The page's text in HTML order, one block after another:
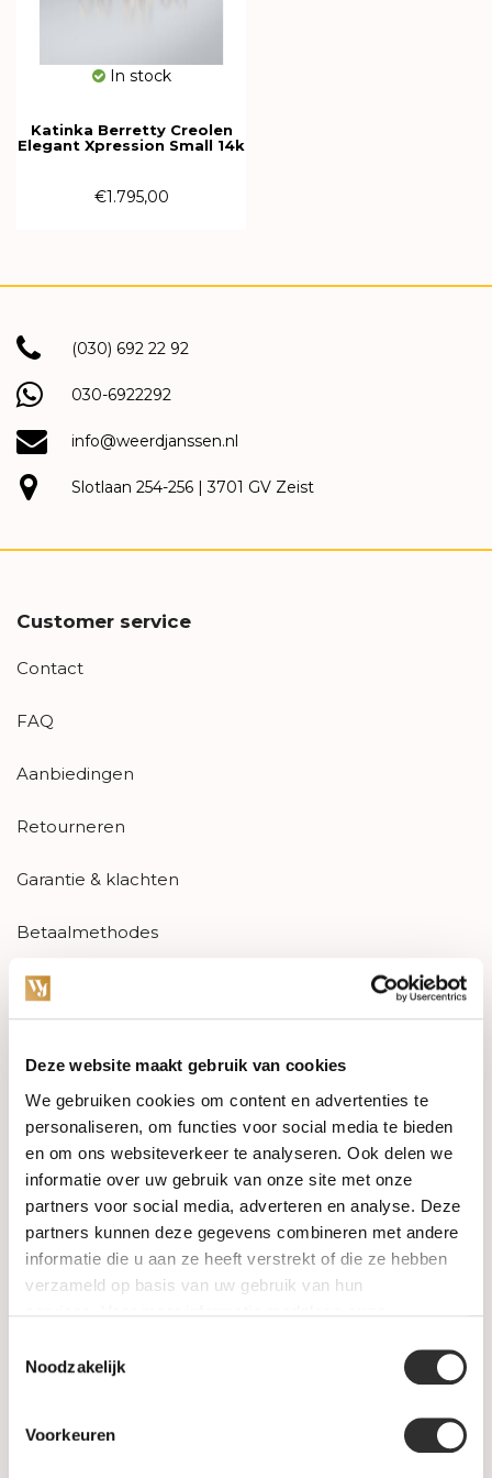
Deze website maakt gebruik van cookies
We gebruiken cookies om content en advertenties te
personaliseren, om functies voor social media te bieden
en om ons websiteverkeer te analyseren. Ook delen we
informatie over uw gebruik van onze site met onze
partners voor social media, adverteren en analyse. Deze
partners kunnen deze gegevens combineren met andere
informatie die u aan ze heeft verstrekt of die ze hebben
verzameld op basis van uw gebruik van hun
Noodzakelijk
Voorkeuren
In stock
Katinka Berretty Creolen
Elegant Xpression Small 14k
€1.795,00
(030) 692 22 92
030-6922292
info@weerdjanssen.nl
Slotlaan 254-256 | 3701 GV Zeist
Customer service
Contact
FAQ
Aanbiedingen
Retourneren
Garantie & klachten
Betaalmethodes
Sitemap
Categories
Watches
Jewellery
Wedding rings
PRE-OWNED
Maatwerk